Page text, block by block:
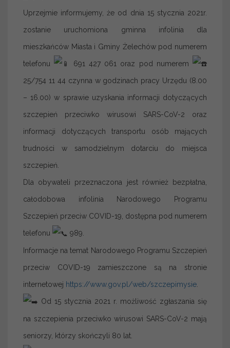
Uprzejmie informujemy, że od dnia 15 stycznia 2021r.
zostanie uruchomiona gminna infolinia dla
mieszkańców Miasta i Gminy Żelechów pod numerem
telefonu 691 427 061 oraz pod numerem
25/754 11 44 czynna w godzinach pracy Urzędu (8.00
– 16.00) w sprawie uzyskania informacji dotyczących
szczepień przeciwko wirusowi SARS-CoV-2 oraz
informacji dotyczących transportu osób mających
trudności w samodzielnym dotarciu do miejsca
szczepień.
Dla obywateli przeznaczona jest również bezpłatna,
całodobowa infolinia Narodowego Programu
Szczepień przeciw COVID-19, dostępna pod numerem
telefonu 989.
Informacje na temat Narodowego Programu Szczepień
przeciw COVID-19 zamieszczone są na stronie
internetowej https://www.gov.pl/web/szczepimysie.
Od 15 stycznia 2021 r. możliwość zgłaszania się
na szczepienia przeciwko wirusowi SARS-CoV-2 mają
seniorzy, którzy skończyli 80 lat.